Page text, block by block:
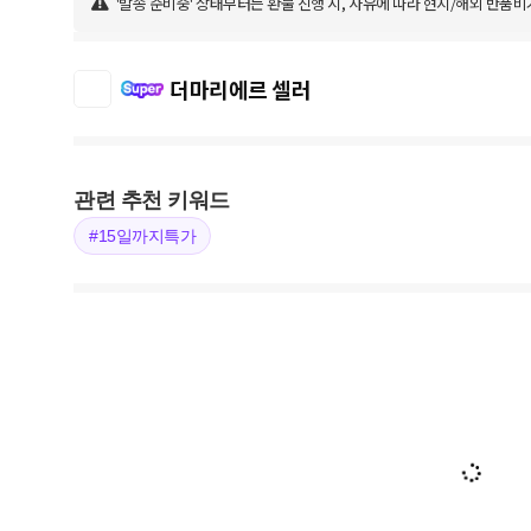
더마리에르 셀러
관련 추천 키워드
#15일까지특가